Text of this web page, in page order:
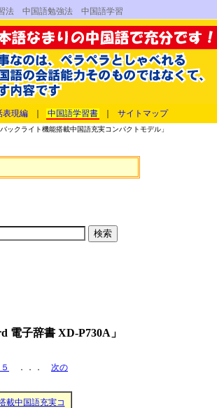
法 中国語勉強法 中国語学習
表現編 中国語学習書 サイトマップ
ックライト機能搭載中国語充実コンパクトモデル」
子辞書 XD-P730A」
．．． 次の
載中国語充実コ